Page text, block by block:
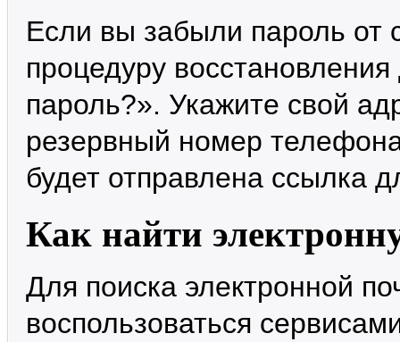
Если вы забыли пароль от
процедуру
пароль?». Укажите свой
резервный номер
будет отправлена ссылка
Как найти
Для поиска электронной
воспользоваться